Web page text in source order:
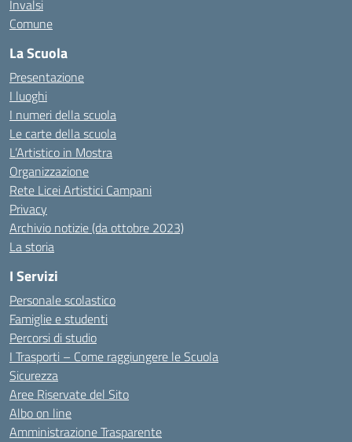
Invalsi
Comune
La Scuola
Presentazione
I luoghi
I numeri della scuola
Le carte della scuola
L’Artistico in Mostra
Organizzazione
Rete Licei Artistici Campani
Privacy
Archivio notizie (da ottobre 2023)
La storia
I Servizi
Personale scolastico
Famiglie e studenti
Percorsi di studio
I Trasporti – Come raggiungere le Scuola
Sicurezza
Aree Riservate del Sito
Albo on line
Amministrazione Trasparente